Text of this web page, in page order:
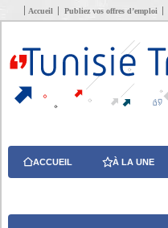
Accueil Publiez vos offres d’emploi
ACCUEIL À LA UNE